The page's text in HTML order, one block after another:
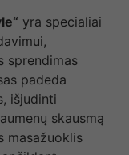
yra specialiai
sprendimas
padeda
išjudinti
skausmą
masažuoklis